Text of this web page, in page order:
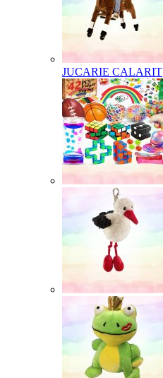
JUCARIE CALARIT